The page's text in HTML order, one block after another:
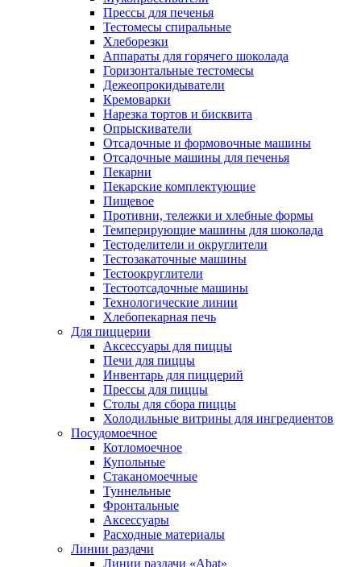
Прессы для печенья
Тестомесы спиральные
Хлеборезки
Аппараты для горячего шоколада
Горизонтальные тестомесы
Дежеопрокидыватели
Кремоварки
Нарезка тортов и бисквита
Опрыскиватели
Отсадочные и формовочные машины
Отсадочные машины для печенья
Пекарни
Пекарские комплектующие
Пищевое
Противни, тележки и хлебные формы
Темперирующие машины для шоколада
Тестоделители и округлители
Тестозакаточные машины
Тестоокруглители
Тестоотсадочные машины
Технологические линии
Хлебопекарная печь
Для пиццерии
Аксессуары для пиццы
Печи для пиццы
Инвентарь для пиццерий
Прессы для пиццы
Столы для сбора пиццы
Холодильные витрины для ингредиентов
Посудомоечное
Котломоечное
Купольные
Стаканомоечные
Туннельные
Фронтальные
Аксессуары
Расходные материалы
Линии раздачи
Линии раздачи «Abat»